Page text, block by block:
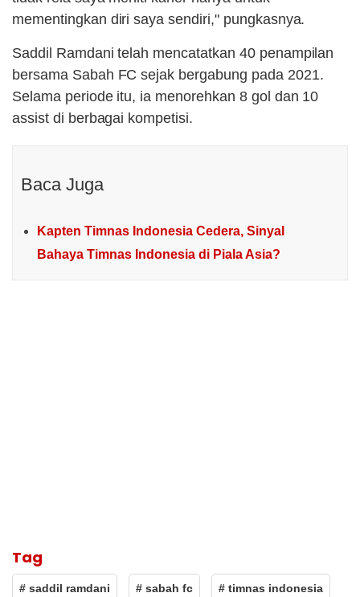
mementingkan diri saya sendiri," pungkasnya.
Saddil Ramdani telah mencatatkan 40 penampilan
bersama Sabah FC sejak bergabung pada 2021.
Selama periode itu, ia menorehkan 8 gol dan 10
assist di berbagai kompetisi.
Baca Juga
Kapten Timnas Indonesia Cedera, Sinyal
Bahaya Timnas Indonesia di Piala Asia?
Tag
# saddil ramdani # sabah fc # timnas indonesia